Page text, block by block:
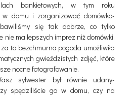
bankietowych, w tym roku
w domu i zorganizować domówko-
się tak dobrze, co tylko
nie ma lepszych imprez niż domówki.
to bezchmurna pogoda umożliwiła
gwieździstych zdjęć, które
nocne fotografowanie.
sylwester był równie udany-
spędziliście go w domu, czy na